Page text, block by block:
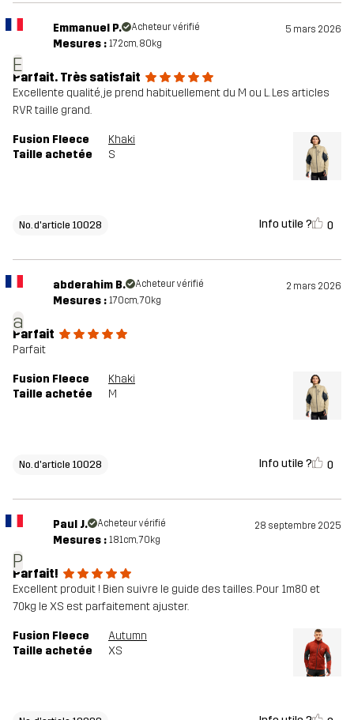
E
Emmanuel P. Acheteur vérifié 5 mars 2026
Mesures : 172cm, 80kg
Parfait. Très satisfait
Excellente qualité, je prend habituellement du M ou L. Les articles
RVR taille grand.
Fusion Fleece
Khaki
Taille achetée
S
No. d'article 10028 Info utile ? 0
a
abderahim B. Acheteur vérifié 2 mars 2026
Mesures : 170cm, 70kg
Parfait
Parfait
Fusion Fleece
Khaki
Taille achetée
M
No. d'article 10028 Info utile ? 0
P
Paul J. Acheteur vérifié 28 septembre 2025
Mesures : 181cm, 70kg
Parfait!
Excellent produit ! Bien suivre le guide des tailles. Pour 1m80 et
70kg le XS est parfaitement ajuster.
Fusion Fleece
Autumn
Taille achetée
XS